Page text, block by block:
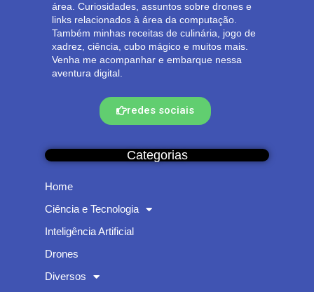
área. Curiosidades, assuntos sobre drones e
links relacionados à área da computação.
Também minhas receitas de culinária, jogo de
xadrez, ciência, cubo mágico e muitos mais.
Venha me acompanhar e embarque nessa
aventura digital.
redes sociais
Categorias
Home
Ciência e Tecnologia
Inteligência Artificial
Drones
Diversos